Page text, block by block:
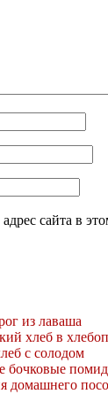
сайта в
из лаваша
хлеб в
с солодом
бочковые
домашнего